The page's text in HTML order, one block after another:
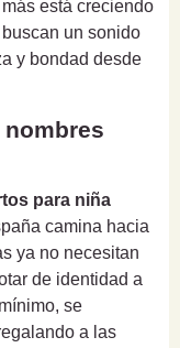
está creciendo
un sonido
y bondad desde
para niña
camina hacia
ya no necesitan
de identidad a
se
a las